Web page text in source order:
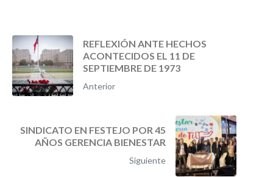
REFLEXIÓN ANTE HECHOS
ACONTECIDOS EL 11 DE
SEPTIEMBRE DE 1973
Anterior
SINDICATO EN FESTEJO POR 45
AÑOS GERENCIA BIENESTAR
Siguiente